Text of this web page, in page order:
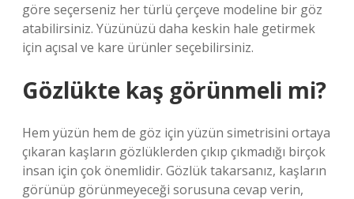
göre seçerseniz her türlü çerçeve modeline bir göz
atabilirsiniz. Yüzünüzü daha keskin hale getirmek
için açısal ve kare ürünler seçebilirsiniz.
Gözlükte kaş görünmeli mi?
Hem yüzün hem de göz için yüzün simetrisini ortaya
çıkaran kaşların gözlüklerden çıkıp çıkmadığı birçok
insan için çok önemlidir. Gözlük takarsanız, kaşların
görünüp görünmeyeceği sorusuna cevap verin,